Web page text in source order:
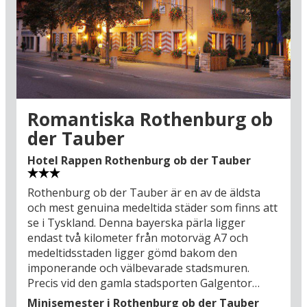
Men självklart kan man bara strosa runt och
insupa den unika stämningen och låta sig
förundras över atmosfären mellan de pittoreska
husfasaderna. Rothensburgs centrala torg
Marktplatz (550 m) är en perfekt utgångspunkt
där man kan starta sin rundtur på egen hand.
Rothenburgs belägenhet nära
motorvägsavfarten gör det också enkelt att nå
flera av Bayerns övriga stora sevärdheter. I
Würzburg (58 km) kan man uppleva en historisk
prakt som har medverkat till att staden finns
med på UNESCO:s världsarvslista. I Nürnberg (83
km) mixas de charmigaste sydtyska traditionerna
med bayersk öl, bratwurst och tusen års historia.
Men var inte för optimistisk med att avsätta tid
för utflykter på din bilsemester för i romantiska
Rothenburg ob der Tauber finns det verkligen
något att skriva om på vykorten till dem där
Romantiska Rothenburg ob
der Tauber
Hotel Rappen Rothenburg ob der Tauber
Rothenburg ob der Tauber är en av de äldsta
och mest genuina medeltida städer som finns att
se i Tyskland. Denna bayerska pärla ligger
endast två kilometer från motorväg A7 och
medeltidsstaden ligger gömd bakom den
imponerande och välbevarade stadsmuren.
Precis vid den gamla stadsporten Galgentor
ligger Hotel Rappen Rothenburg ob der Tauber,
Minisemester i Rothenburg ob der Tauber